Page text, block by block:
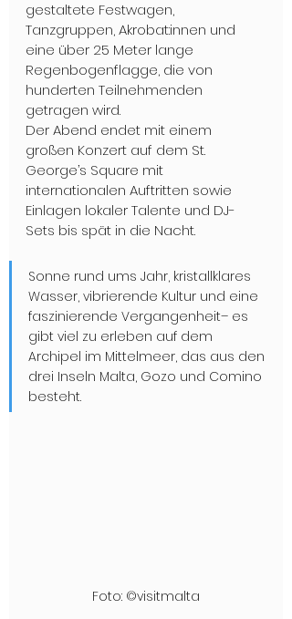
gestaltete Festwagen,
Tanzgruppen, Akrobat:innen und
eine über 25 Meter lange
Regenbogenflagge, die von
hunderten Teilnehmenden
getragen wird.
Der Abend endet mit einem
großen Konzert auf dem St.
George’s Square mit
internationalen Auftritten sowie
Einlagen lokaler Talente und DJ-
Sets bis spät in die Nacht.
Sonne rund ums Jahr, kristallklares
Wasser, vibrierende Kultur und eine
faszinierende Vergangenheit– es
gibt viel zu erleben auf dem
Archipel im Mittelmeer, das aus den
drei Inseln Malta, Gozo und Comino
besteht.
Foto: ©visitmalta